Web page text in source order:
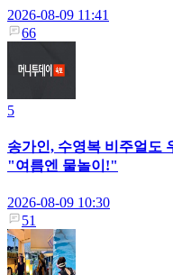
2026-08-09 11:41
66
5
송가인, 수영복 비주얼도
"여름엔 물놀이!"
2026-08-09 10:30
51